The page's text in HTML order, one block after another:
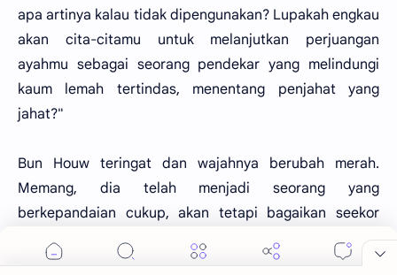
apa artinya kalau tidak dipengunakan? Lupakah engkau
akan cita-citamu untuk melanjutkan perjuangan
ayahmu sebagai seorang pendekar yang melindungi
kaum lemah tertindas, menentang penjahat yang
jahat?"
Bun Houw teringat dan wajahnya berubah merah.
Memang, dia telah menjadi seorang yang
berkepandaian cukup, akan tetapi bagaikan seekor
jago, dia adalah seperti seekor jago yang selalu
dikurung dan diberi makan enak-enak sehingga dia